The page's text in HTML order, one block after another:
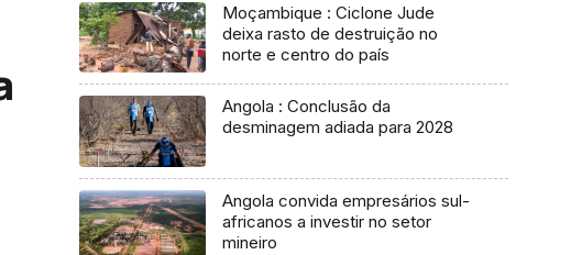
Moçambique : Ciclone Jude
deixa rasto de destruição no
norte e centro do país
Angola : Conclusão da
desminagem adiada para 2028
Angola convida empresários sul-
africanos a investir no setor
mineiro